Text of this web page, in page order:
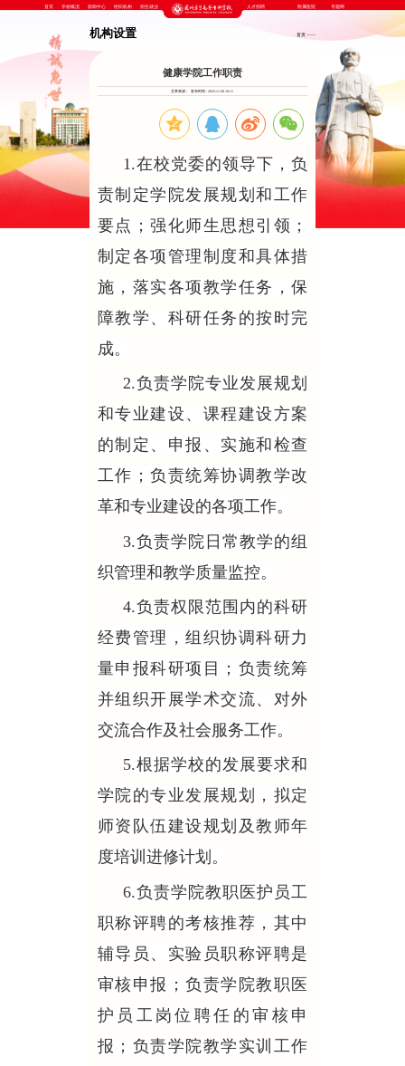
首页 学校概况 新闻中心 组织机构 招生就业 人才招聘 附属医院 专题网
机构设置 首页 ——
健康学院工作职责
文章来源 : 发布时间 : 2023-11-30 10:11
1.在校党委的领导下，负
责制定学院发展规划和工作
要点；强化师生思想引领；
制定各项管理制度和具体措
施，落实各项教学任务，保
障教学、科研任务的按时完
成。
2.负责学院专业发展规划
和专业建设、课程建设方案
的制定、申报、实施和检查
工作；负责统筹协调教学改
革和专业建设的各项工作。
3.负责学院日常教学的组
织管理和教学质量监控。
4.负责权限范围内的科研
经费管理，组织协调科研力
量申报科研项目；负责统筹
并组织开展学术交流、对外
交流合作及社会服务工作。
5.根据学校的发展要求和
学院的专业发展规划，拟定
师资队伍建设规划及教师年
度培训进修计划。
6.负责学院教职医护员工
职称评聘的考核推荐，其中
辅导员、实验员职称评聘是
审核申报；负责学院教职医
护员工岗位聘任的审核申
报；负责学院教学实训工作